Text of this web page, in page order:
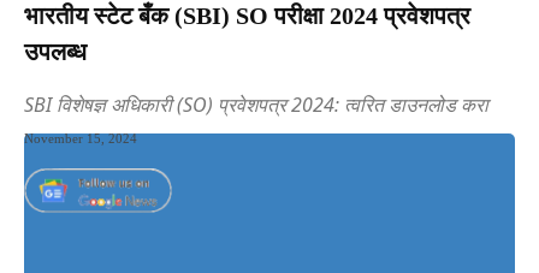
भारतीय स्टेट बँक (SBI) SO परीक्षा 2024 प्रवेशपत्र
उपलब्ध
SBI विशेषज्ञ अधिकारी (SO) प्रवेशपत्र 2024: त्वरित डाउनलोड करा
November 15, 2024